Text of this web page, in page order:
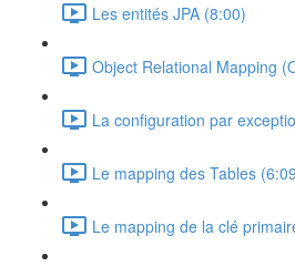
Les entités JPA (8:00)
Object Relational Mapping
La configuration par
Le mapping des Tables
Le mapping de la clé